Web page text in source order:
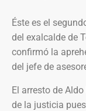
Éste es el
del exalcalde de
confirmó la
del jefe de
El arresto de
de la justicia